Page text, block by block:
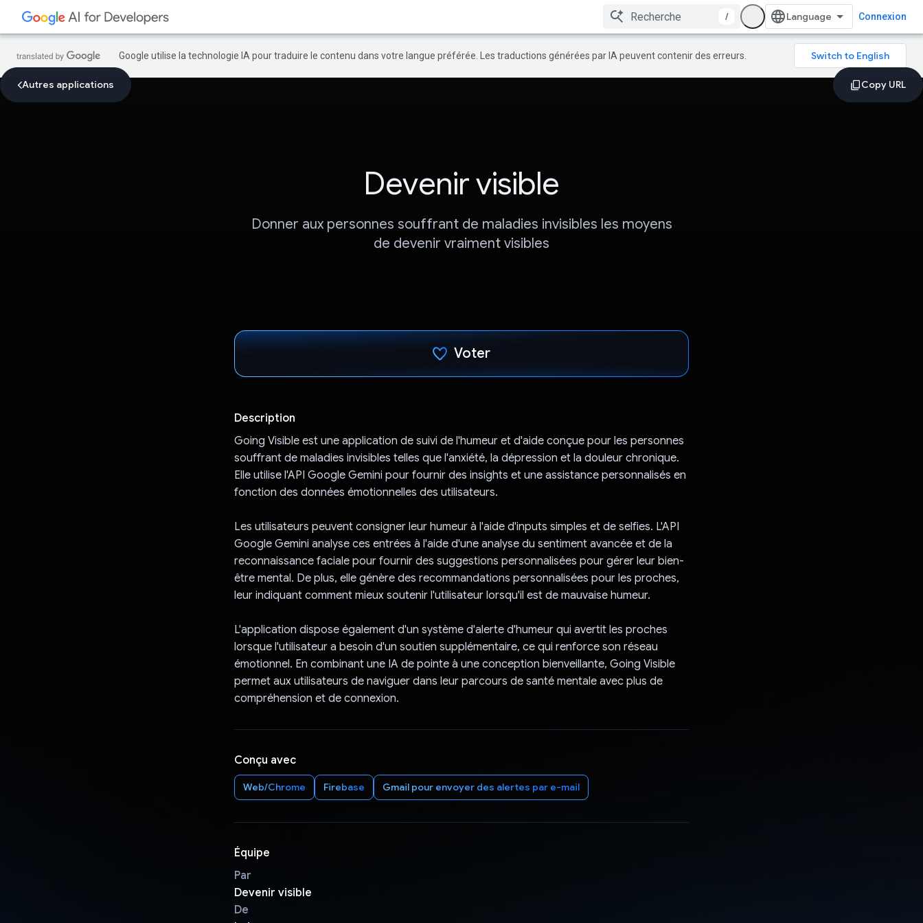
/ Connexion
Google utilise la technologie IA pour traduire le contenu dans votre langue préférée. Les traductions générées par IA peuvent contenir des erreurs.
Autres applications
Devenir visible
Donner aux personnes souffrant de maladies invisibles les moyens
de devenir vraiment visibles
Voter
Description
Going Visible est une application de suivi de l'humeur et d'aide conçue pour les personnes
souffrant de maladies invisibles telles que l'anxiété, la dépression et la douleur chronique.
Elle utilise l'API Google Gemini pour fournir des insights et une assistance personnalisés en
fonction des données émotionnelles des utilisateurs.
Les utilisateurs peuvent consigner leur humeur à l'aide d'inputs simples et de selfies. L'API
Google Gemini analyse ces entrées à l'aide d'une analyse du sentiment avancée et de la
reconnaissance faciale pour fournir des suggestions personnalisées pour gérer leur bien-
être mental. De plus, elle génère des recommandations personnalisées pour les proches,
leur indiquant comment mieux soutenir l'utilisateur lorsqu'il est de mauvaise humeur.
L'application dispose également d'un système d'alerte d'humeur qui avertit les proches
lorsque l'utilisateur a besoin d'un soutien supplémentaire, ce qui renforce son réseau
émotionnel. En combinant une IA de pointe à une conception bienveillante, Going Visible
permet aux utilisateurs de naviguer dans leur parcours de santé mentale avec plus de
compréhension et de connexion.
Conçu avec
Web/Chrome Firebase Gmail pour envoyer des alertes par e-mail
Équipe
Par
Devenir visible
De